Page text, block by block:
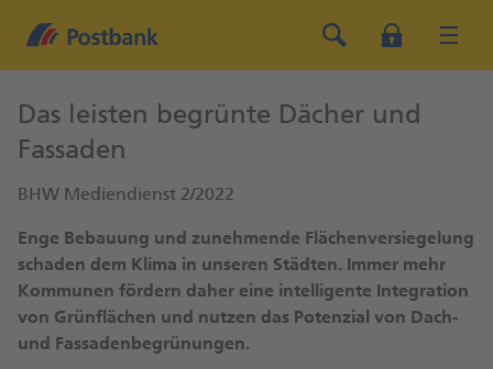
Das leisten begrünte Dächer und
Fassaden
BHW Mediendienst 2/2022
Enge Bebauung und zunehmende Flächenversiegelung
schaden dem Klima in unseren Städten. Immer mehr
Kommunen fördern daher eine intelligente Integration
von Grünflächen und nutzen das Potenzial von Dach-
und Fassadenbegrünungen.